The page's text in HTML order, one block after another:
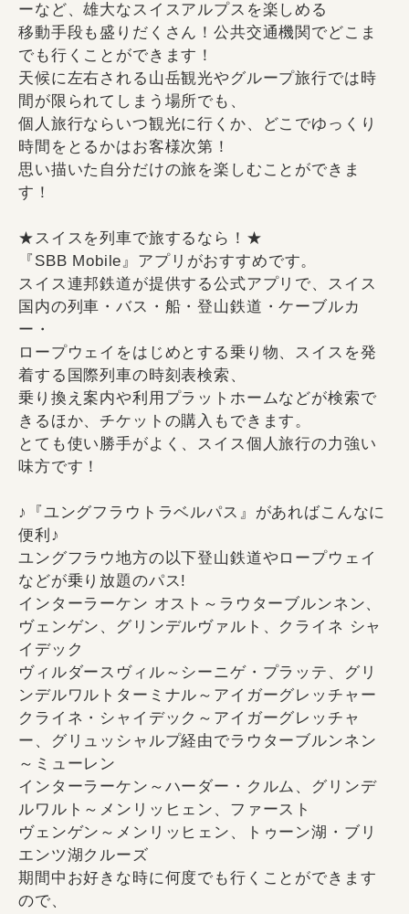
ーなど、雄大なスイスアルプスを楽しめる
移動手段も盛りだくさん！公共交通機関でどこま
でも行くことができます！
天候に左右される山岳観光やグループ旅行では時
間が限られてしまう場所でも、
個人旅行ならいつ観光に行くか、どこでゆっくり
時間をとるかはお客様次第！
思い描いた自分だけの旅を楽しむことができま
す！
★スイスを列車で旅するなら！★
『SBB Mobile』アプリがおすすめです。
スイス連邦鉄道が提供する公式アプリで、スイス
国内の列車・バス・船・登山鉄道・ケーブルカ
ー・
ロープウェイをはじめとする乗り物、スイスを発
着する国際列車の時刻表検索、
乗り換え案内や利用プラットホームなどが検索で
きるほか、チケットの購入もできます。
とても使い勝手がよく、スイス個人旅行の力強い
味方です！
♪『ユングフラウトラベルパス』があればこんなに
便利♪
ユングフラウ地方の以下登山鉄道やロープウェイ
などが乗り放題のパス!
インターラーケン オスト～ラウターブルンネン、
ヴェンゲン、グリンデルヴァルト、クライネ シャ
イデック
ヴィルダースヴィル～シーニゲ・プラッテ、グリ
ンデルワルトターミナル～アイガーグレッチャー
クライネ・シャイデック～アイガーグレッチャ
ー、グリュッシャルプ経由でラウターブルンネン
～ミューレン
インターラーケン～ハーダー・クルム、グリンデ
ルワルト～メンリッヒェン、ファースト
ヴェンゲン～メンリッヒェン、トゥーン湖・ブリ
エンツ湖クルーズ
期間中お好きな時に何度でも行くことができます
ので、